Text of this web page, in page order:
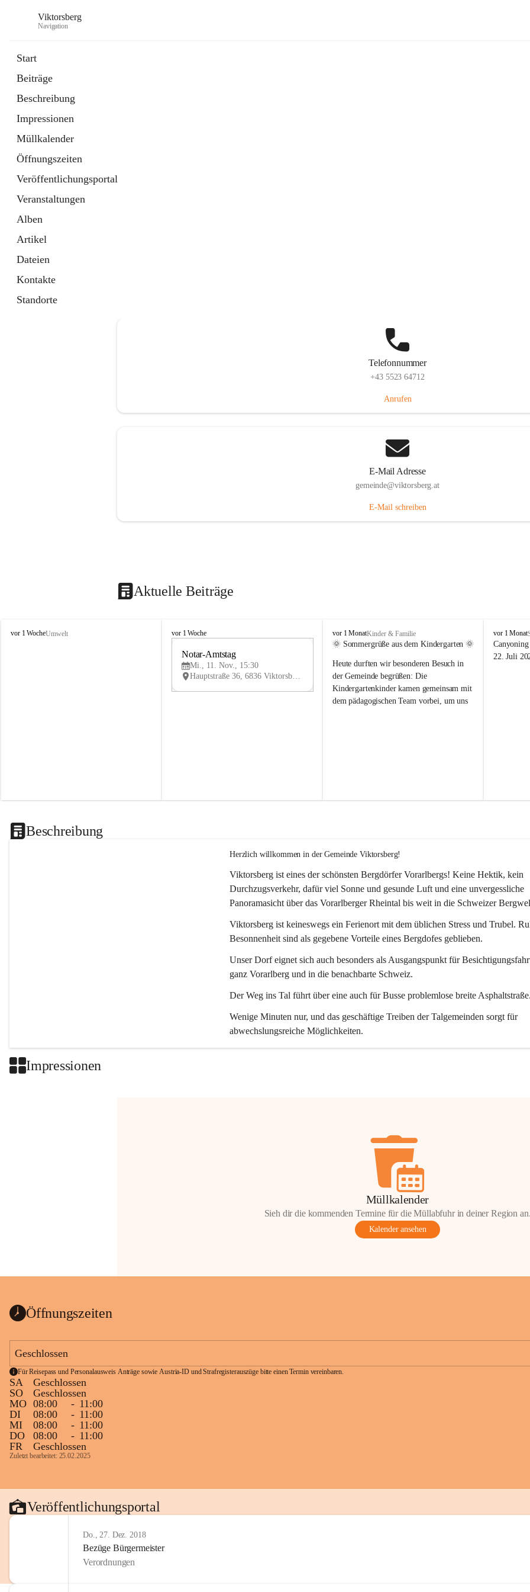
Viktorsberg
Navigation
Start
Beiträge
Beschreibung
Impressionen
Müllkalender
Öffnungszeiten
Veröffentlichungsportal
Veranstaltungen
Alben
Artikel
Dateien
Kontakte
Standorte
Telefonnummer
+43 5523 64712
Anrufen
E-Mail Adresse
gemeinde@viktorsberg.at
E-Mail schreiben
Aktuelle Beiträge
V
vor 1 WocheUmwelt
V
vor 1 Woche
V
Notar-Amtstag
Mi., 11. Nov., 15:30
Hauptstraße 36, 6836 Viktorsberg, AUT
V
i
t
o
r
s
vor 1 MonatKinder & Familie
🌞 Sommergrüße aus dem Kindergarten 🌞
Heute durften wir besonderen Besuch in
der Gemeinde begrüßen: Die
Kindergartenkinder kamen gemeinsam mit
dem pädagogischen Team vorbei, um uns
V
i
k
vor 1 Monat
22. Juli
Beschreibung
Herzlich willkommen in der Gemeinde Viktorsberg!
Viktorsberg ist eines der schönsten Bergdörfer Vorarlbergs! Keine Hektik, kein
Durchzugsverkehr, dafür viel Sonne und gesunde Luft und eine unvergessliche
Panoramasicht über das Vorarlberger Rheintal bis weit in die Schweizer
Viktorsberg ist keineswegs ein Ferienort mit dem üblichen Stress und Trubel.
Besonnenheit sind als gegebene Vorteile eines Bergdofes geblieben.
Unser Dorf eignet sich auch besonders als Ausgangspunkt für
ganz Vorarlberg und in die benachbarte Schweiz.
Der Weg ins Tal führt über eine auch für Busse problemlose breite
Wenige Minuten nur, und das geschäftige Treiben der Talgemeinden sorgt für
abwechslungsreiche Möglichkeiten.
Impressionen
Müllkalender
Sieh dir die kommenden Termine für die Müllabfuhr in deiner Region
Kalender ansehen
Öffnungszeiten
Geschlossen
Für Reisepass und Personalausweis Anträge sowie Austria-ID und Strafregisterauszüge bitte einen Termin vereinbaren.
SA
Geschlossen
SO
Geschlossen
MO 08:00 - 11:00
DI
08:00 - 11:00
MI
08:00 - 11:00
DO
08:00 - 11:00
FR
Geschlossen
Zuletzt bearbeitet: 25.02.2025
Veröffentlichungsportal
Do., 27. Dez. 2018
Bezüge Bürgermeister
Verordnungen